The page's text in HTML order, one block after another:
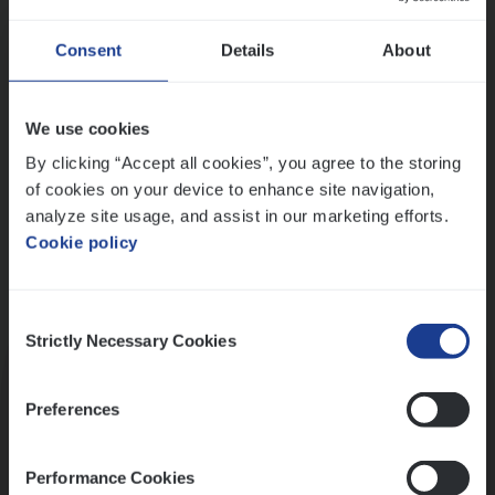
Consent Details About
We use cookies
By clicking “Accept all cookies”, you agree to the storing
of cookies on your device to enhance site navigation,
analyze site usage, and assist in our marketing efforts.
Cookie policy
Selection
Strictly Necessary Cookies
Preferences
Performance Cookies
Ons sollicitatieproces